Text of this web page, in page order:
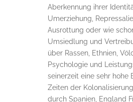
Aberkennung ihrer
Umerziehung,
Ausrottung oder wie
Umsiedlung und
über Rassen, Ethnien,
Psychologie und
seinerzeit eine sehr hohe
Zeiten der
durch Spanien, England